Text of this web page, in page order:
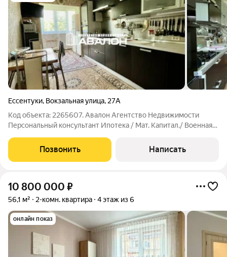
Ессентуки, Вокзальная улица, 27А
Код объекта: 2265607. Авалон Агентство Недвижимости
Персональный консультант Ипотека / Мат. Капитал./ Военная
Курортной зоны. Улучшенная планировка; Изолированные
Позвонить Написать
10 800 000 ₽
56,1 м² 2-комн. квартира 4 этаж из 6
онлайн показ